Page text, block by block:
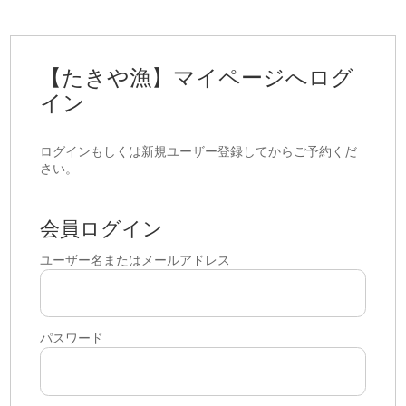
【たきや漁】マイページへログ
イン
ログインもしくは新規ユーザー登録してからご予約くだ
さい。
会員ログイン
ユーザー名またはメールアドレス
パスワード